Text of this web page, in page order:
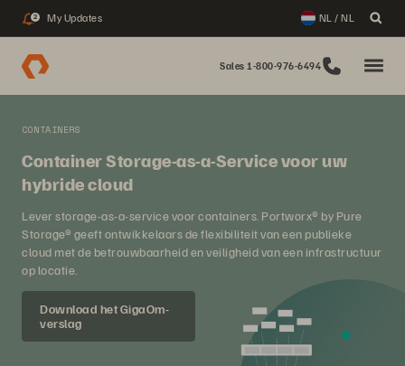
2 My Updates NL / NL
Sales 1-800-976-6494
CONTAINERS
Container Storage-as-a-Service voor uw
hybride cloud
Lever storage-as-a-service voor containers. Portworx® by Pure
Storage® geeft ontwikkelaars de flexibiliteit van een publieke
cloud met de betrouwbaarheid en veiligheid van een infrastructuur
op locatie.
Download het GigaOm-
verslag